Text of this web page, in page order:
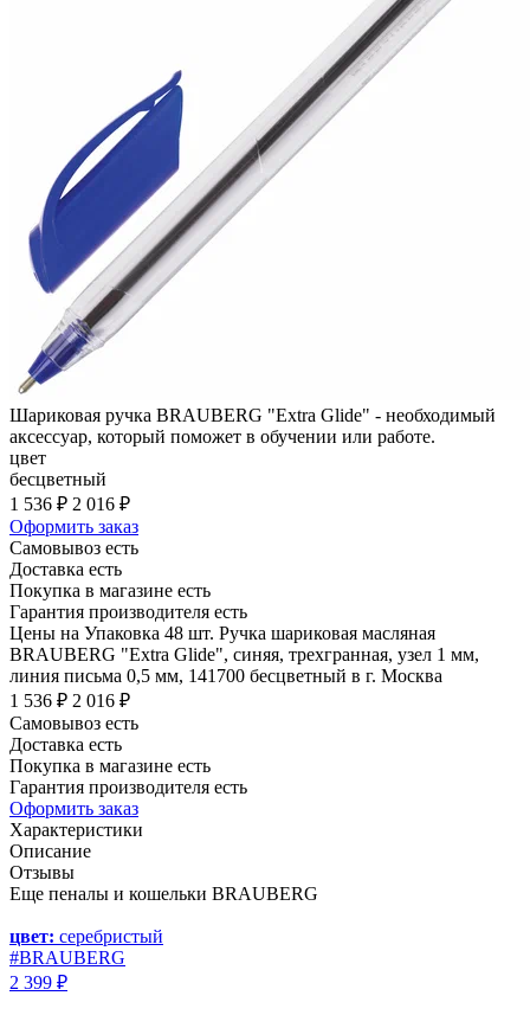
Шариковая ручка BRAUBERG "Extra Glide" - необходимый
аксессуар, который поможет в обучении или работе.
цвет
бесцветный
1 536 ₽ 2 016 ₽
Оформить заказ
Самовывоз есть
Доставка есть
Покупка в магазине есть
Гарантия производителя есть
Цены на Упаковка 48 шт. Ручка шариковая масляная
BRAUBERG "Extra Glide", синяя, трехгранная, узел 1 мм,
линия письма 0,5 мм, 141700 бесцветный в г. Москва
1 536 ₽ 2 016 ₽
Самовывоз есть
Доставка есть
Покупка в магазине есть
Гарантия производителя есть
Оформить заказ
Характеристики
Описание
Отзывы
Еще пеналы и кошельки BRAUBERG
цвет: серебристый
#BRAUBERG
2 399 ₽